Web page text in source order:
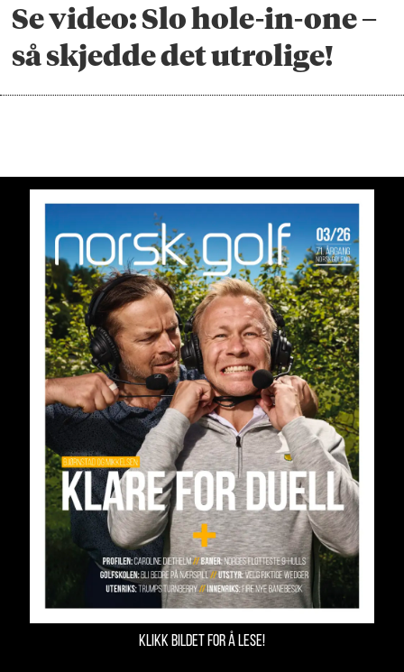
Se video: Slo hole-in-one –
så skjedde det utrolige!
KLIKK BILDET FOR Å LESE!